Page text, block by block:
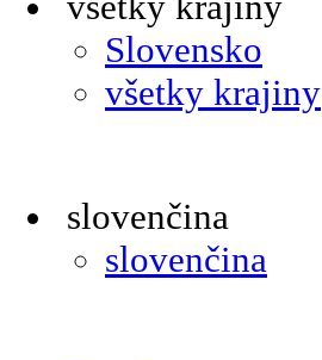
Slovensko
všetky krajiny
slovenčina
slovenčina